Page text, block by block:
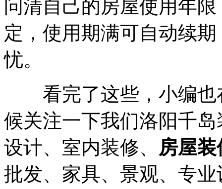
问清自己的房屋使用年
定，使用期满可自动续
忧。
看完了这些，小编也
候关注一下我们洛阳千
设计、室内装修、 房屋装
批发、家具、景观、专